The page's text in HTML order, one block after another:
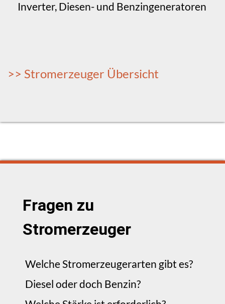
Inverter, Diesen- und Benzingeneratoren
>> Stromerzeuger Übersicht
Fragen zu
Stromerzeuger
Welche Stromerzeugerarten gibt es?
Diesel oder doch Benzin?